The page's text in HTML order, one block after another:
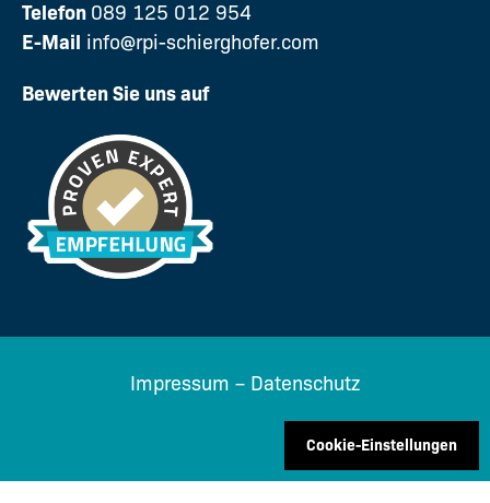
Telefon 089 125 012 954
E-Mail info@rpi-schierghofer.com
Bewerten Sie uns auf
Impressum – Datenschutz
Cookie-Einstellungen